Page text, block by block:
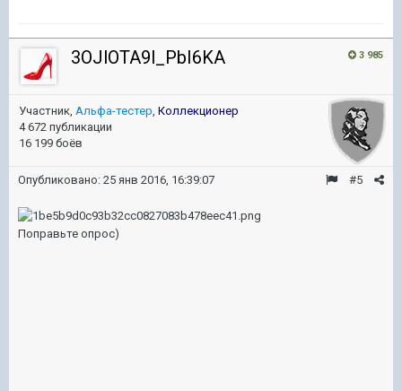
3 985
3OJlOTA9l_PbI6KA
Участник, Альфа-тестер Коллекционер
4 672 публикации
16 199 боёв
#5
Опубликовано: 25 янв 2016, 16:39:07
Поправьте опрос)